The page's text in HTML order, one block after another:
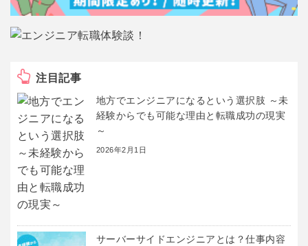
注目記事
地方でエンジニアになるという選択肢 ～未
経験からでも可能な理由と転職成功の現実
～
2026年2月1日
サーバーサイドエンジニアとは？仕事内容